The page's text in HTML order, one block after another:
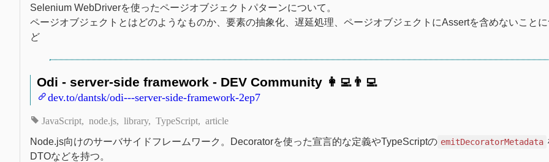
Selenium WebDriverを使ったページオブジェクトパターンについて。
ページオブジェクトとはどのようなものか、要素の抽象化、遅延処理、ページオブジェクトにAssertを含めないこと
ど
Odi - server-side framework - DEV Community 👩‍💻👨‍💻
dev.to/dantsk/odi---server-side-framework-2ep7
JavaScript node.js library TypeScript article
Node.js向けのサーバサイドフレームワーク。Decoratorを使った宣言的な定義やTypeScriptの emitDecoratorMetadata
DTOなどを持つ。